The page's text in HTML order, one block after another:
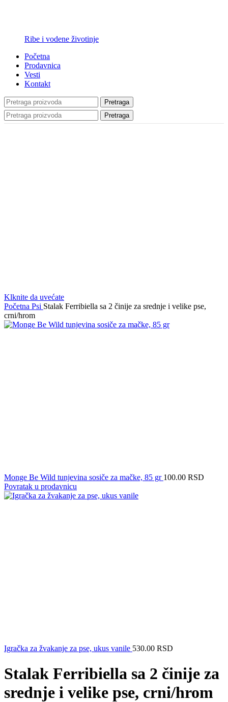
Ribe i vodene životinje
Početna
Prodavnica
Vesti
Kontakt
Pretraga
Pretraga
Klknite da uvećate
Početna Psi Stalak Ferribiella sa 2 činije za srednje i velike pse,
crni/hrom
Monge Be Wild tunjevina sosiče za mačke, 85 gr 100.00 RSD
Povratak u prodavnicu
Igračka za žvakanje za pse, ukus vanile 530.00 RSD
Stalak Ferribiella sa 2 činije za
srednje i velike pse, crni/hrom